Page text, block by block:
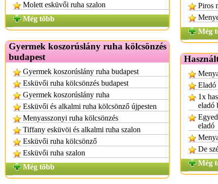
Molett esküvői ruha szalon
Még több
Gyermek koszorúslány ruha kölcsönzés
budapest
Gyermek koszorúslány ruha budapest
Esküvői ruha kölcsönzés budapest
Gyermek koszorúslány ruha
Esküvői és alkalmi ruha kölcsönző újpesten
Menyasszonyi ruha kölcsönzés
Tiffany esküvöi és alkalmi ruha szalon
Esküvői ruha kölcsönző
Esküvői ruha szalon
Még több
Piros
Még
Eladó
1x
eladó
eladó
De
Még